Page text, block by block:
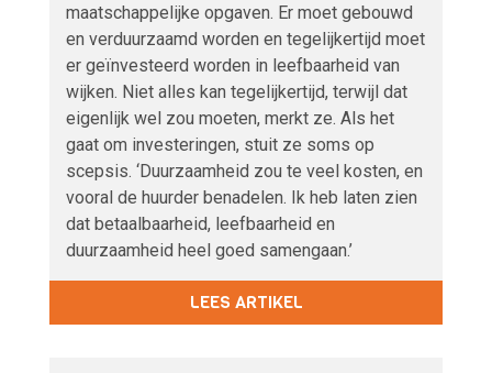
maatschappelijke opgaven. Er moet gebouwd
en verduurzaamd worden en tegelijkertijd moet
er geïnvesteerd worden in leefbaarheid van
wijken. Niet alles kan tegelijkertijd, terwijl dat
eigenlijk wel zou moeten, merkt ze. Als het
gaat om investeringen, stuit ze soms op
scepsis. ‘Duurzaamheid zou te veel kosten, en
vooral de huurder benadelen. Ik heb laten zien
dat betaalbaarheid, leefbaarheid en
duurzaamheid heel goed samengaan.’
LEES ARTIKEL